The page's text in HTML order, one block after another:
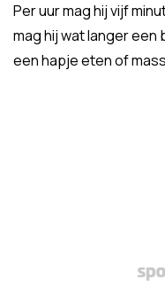
Per uur mag hij vijf
mag hij wat langer
een hapje eten of